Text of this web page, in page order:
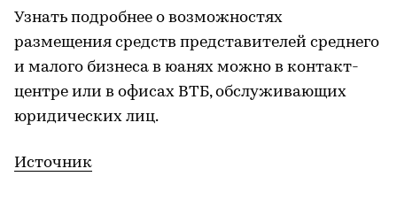
Узнать подробнее о возможностях
размещения средств представителей среднего
и малого бизнеса в юанях можно в контакт-
центре или в офисах ВТБ, обслуживающих
юридических лиц.
Источник